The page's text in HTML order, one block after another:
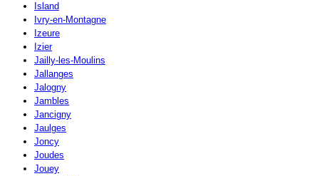
Island
Ivry-en-Montagne
Izeure
Izier
Jailly-les-Moulins
Jallanges
Jalogny
Jambles
Jancigny
Jaulges
Joncy
Joudes
Jouey